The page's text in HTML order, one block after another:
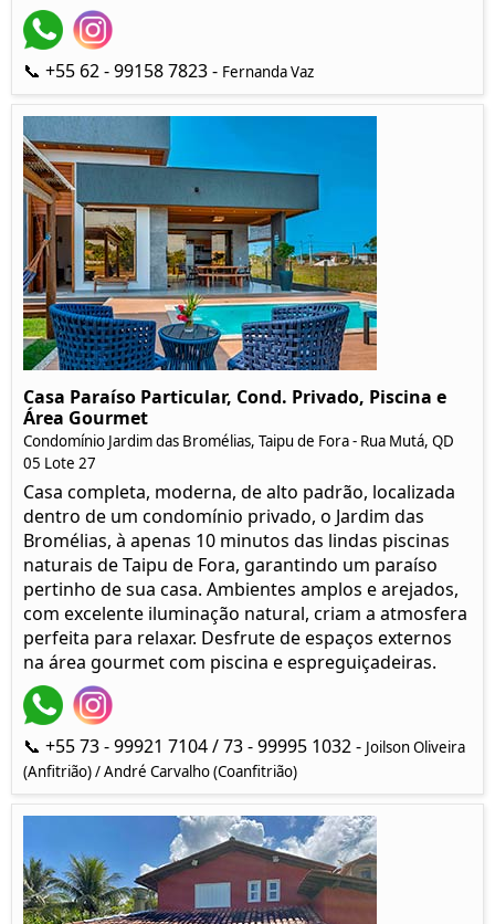
📞 +55 62 - 99158 7823 - Fernanda Vaz
Casa Paraíso Particular, Cond. Privado, Piscina e
Área Gourmet
Condomínio Jardim das Bromélias, Taipu de Fora - Rua Mutá, QD
05 Lote 27
Casa completa, moderna, de alto padrão, localizada
dentro de um condomínio privado, o Jardim das
Bromélias, à apenas 10 minutos das lindas piscinas
naturais de Taipu de Fora, garantindo um paraíso
pertinho de sua casa. Ambientes amplos e arejados,
com excelente iluminação natural, criam a atmosfera
perfeita para relaxar. Desfrute de espaços externos
na área gourmet com piscina e espreguiçadeiras.
📞 +55 73 - 99921 7104 / 73 - 99995 1032 - Joilson Oliveira
(Anfitrião) / André Carvalho (Coanfitrião)